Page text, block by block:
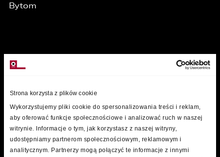
Strona korzysta z plików cookie
Wykorzystujemy pliki cookie do spersonalizowania treści i reklam,
aby oferować funkcje społecznościowe i analizować ruch w naszej
witrynie. Informacje o tym, jak korzystasz z naszej witryny,
udostępniamy partnerom społecznościowym, reklamowym i
analitycznym. Partnerzy mogą połączyć te informacje z innymi
Bytom